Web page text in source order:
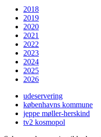
2018
2019
2020
2021
2022
2023
2024
2025
2026
udeservering
københavns kommune
jeppe møller-herskind
tv2 kosmopol